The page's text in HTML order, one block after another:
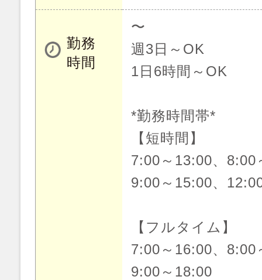
勤務
時間
〜
週3日～OK
1日6時間～OK
*勤務時間帯*
【短時間】
7:00～13:00、8:00
9:00～15:00、
【フルタイム】
7:00～16:00、8:00
9:00～18:00